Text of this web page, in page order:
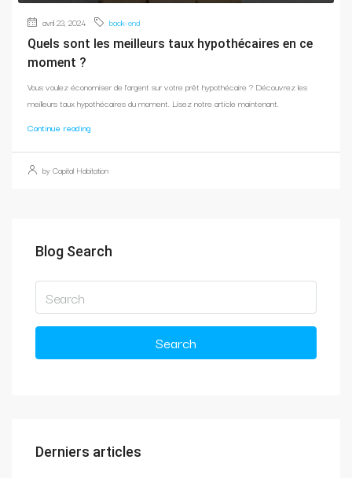
avril 23, 2024 back-end
Quels sont les meilleurs taux hypothécaires en ce
moment ?
Vous voulez économiser de l'argent sur votre prêt hypothécaire ? Découvrez les
meilleurs taux hypothécaires du moment. Lisez notre article maintenant.
Continue reading
by Capital Habitation
Blog Search
Search
Derniers articles